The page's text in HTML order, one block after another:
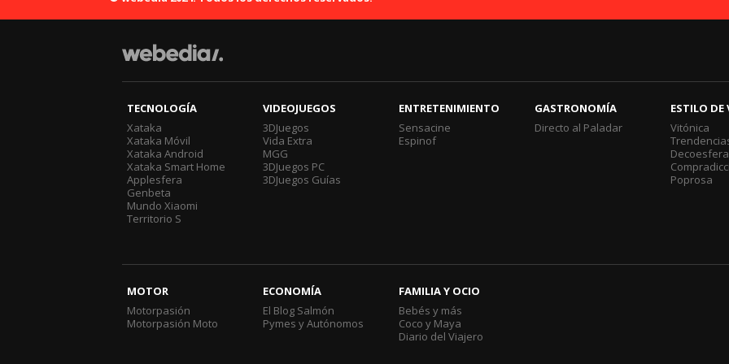
TECNOLOGÍA
Xataka
Xataka Móvil
Xataka Android
Xataka Smart Home
Applesfera
Genbeta
Mundo Xiaomi
Territorio S
VIDEOJUEGOS
3DJuegos
Vida Extra
MGG
3DJuegos PC
3DJuegos Guías
ENTRETENIMIENTO
Sensacine
Espinof
GASTRONOMÍA
Directo al Paladar
ESTILO DE
Vitónica
Decoesfera
Poprosa
MOTOR
Motorpasión
Motorpasión Moto
ECONOMÍA
El Blog Salmón
Pymes y Autónomos
FAMILIA Y OCIO
Bebés y más
Coco y Maya
Diario del Viajero